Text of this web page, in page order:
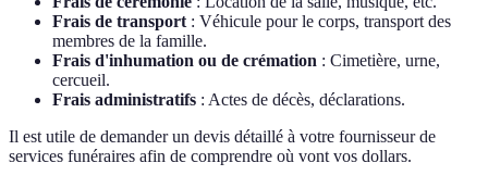
Frais de transport : Véhicule pour le corps, transport des
membres de la famille.
Frais d'inhumation ou de crémation : Cimetière, urne,
cercueil.
Frais administratifs : Actes de décès, déclarations.
Il est utile de demander un devis détaillé à votre fournisseur de
services funéraires afin de comprendre où vont vos dollars.